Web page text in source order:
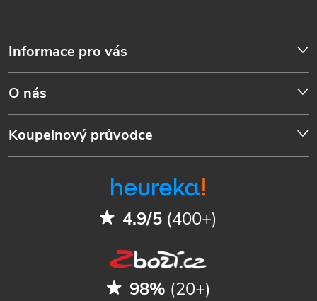
Informace pro vás
O nás
Koupelnový průvodce
4.9/5 (400+)
98% (20+)